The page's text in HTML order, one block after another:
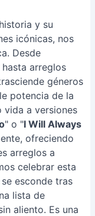
y su
icónicas, nos
Desde
arreglos
géneros
potencia de la
vida a versiones
" o "I Will Always
ofreciendo
arreglos a
celebrar esta
esconde tras
lista de
aliento. Es una